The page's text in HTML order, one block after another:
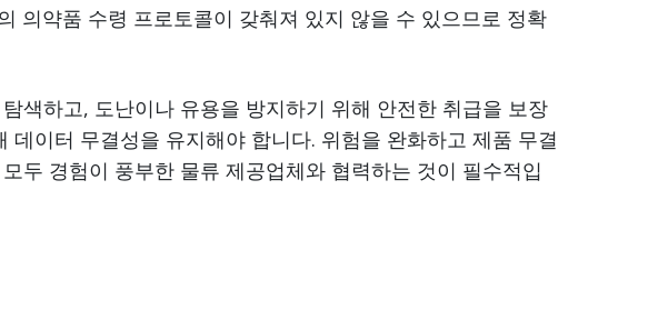
의약품 수령 프로토콜이 갖춰져 있지 않을 수 있으므로 정확
색하고, 도난이나 유용을 방지하기 위해 안전한 취급을 보장
데이터 무결성을 유지해야 합니다. 위험을 완화하고 제품 무결
두 경험이 풍부한 물류 제공업체와 협력하는 것이 필수적입